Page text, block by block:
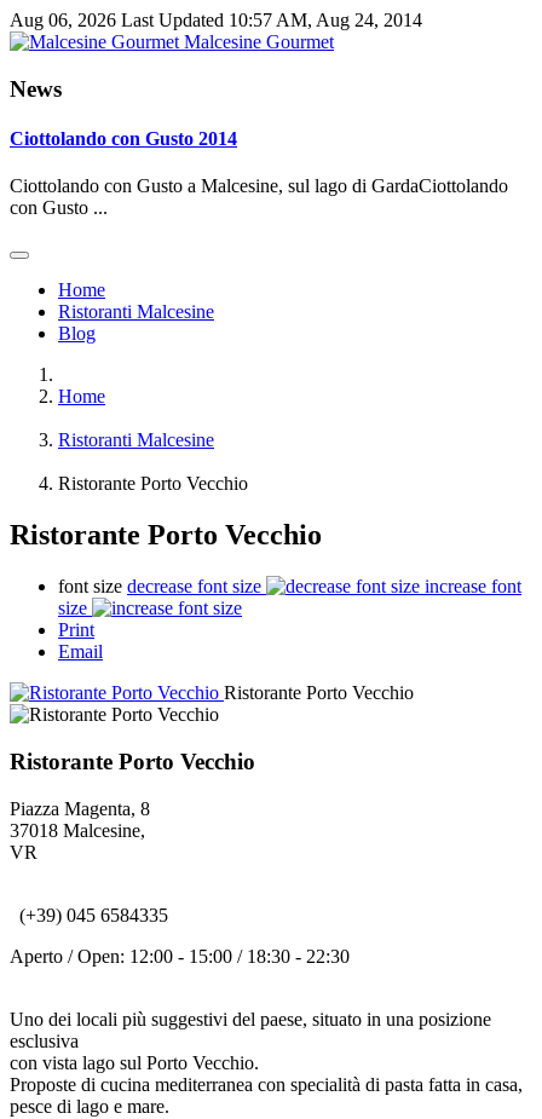
Aug 06, 2026 Last Updated 10:57 AM, Aug 24, 2014
Malcesine Gourmet
News
Ciottolando con Gusto 2014
Ciottolando con Gusto a Malcesine, sul lago di GardaCiottolando
con Gusto ...
Home
Ristoranti Malcesine
Blog
Home
Ristoranti Malcesine
Ristorante Porto Vecchio
Ristorante Porto Vecchio
font size decrease font size
increase font
size
Print
Email
Ristorante Porto Vecchio
Ristorante Porto Vecchio
Piazza Magenta, 8
37018 Malcesine,
VR
(+39) 045 6584335
Aperto / Open: 12:00 - 15:00 / 18:30 - 22:30
Uno dei locali più suggestivi del paese, situato in una posizione
esclusiva
con vista lago sul Porto Vecchio.
Proposte di cucina mediterranea con specialità di pasta fatta in casa,
pesce di lago e mare.